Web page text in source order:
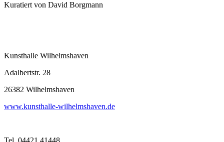
Kuratiert von David Borgmann
Kunsthalle Wilhelmshaven
Adalbertstr. 28
26382 Wilhelmshaven
www.kunsthalle-wilhelmshaven.de